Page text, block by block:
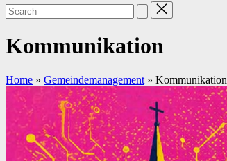
Search
for:
Kommunikation
Home » Gemeindemanagement » Kommunikation